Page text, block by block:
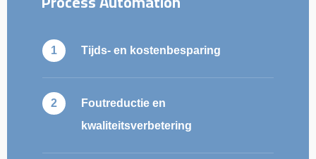
Tijds- en kostenbesparing
Foutreductie en
kwaliteitsverbetering